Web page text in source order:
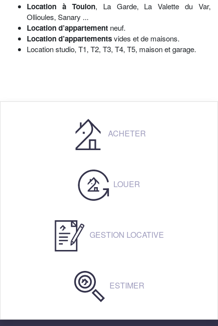
Location à Toulon, La Garde, La Valette du Var,
Ollioules, Sanary ...
Location d’appartement neuf.
Location d’appartementsvides et de maisons.
Location studio, T1, T2, T3, T4, T5, maison et garage.
ACHETER
LOUER
GESTION LOCATIVE
ESTIMER